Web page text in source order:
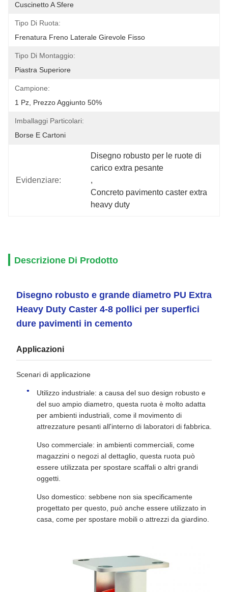
Cuscinetto A Sfere
Tipo Di Ruota:
Frenatura Freno Laterale Girevole Fisso
Tipo Di Montaggio:
Piastra Superiore
Campione:
1 Pz, Prezzo Aggiunto 50%
Imballaggi Particolari:
Borse E Cartoni
Evidenziare:
Disegno robusto per le ruote di
carico extra pesante
,
Concreto pavimento caster extra
heavy duty
Descrizione Di Prodotto
Disegno robusto e grande diametro PU Extra
Heavy Duty Caster 4-8 pollici per superfici
dure pavimenti in cemento
Applicazioni
Scenari di applicazione
Utilizzo industriale: a causa del suo design robusto e
del suo ampio diametro, questa ruota è molto adatta
per ambienti industriali, come il movimento di
attrezzature pesanti all'interno di laboratori di fabbrica.
Uso commerciale: in ambienti commerciali, come
magazzini o negozi al dettaglio, questa ruota può
essere utilizzata per spostare scaffali o altri grandi
oggetti.
Uso domestico: sebbene non sia specificamente
progettato per questo, può anche essere utilizzato in
casa, come per spostare mobili o attrezzi da giardino.